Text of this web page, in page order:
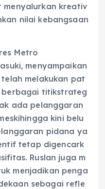
kreativ
nilai kebangsaan
Metro
menyampaikan
melakukan pat
berbagai titikstrateg
ada pelanggaran
kini belu
pidana ya
tetap digencark
Ruslan juga m
menjadikan penga
sebagai refle